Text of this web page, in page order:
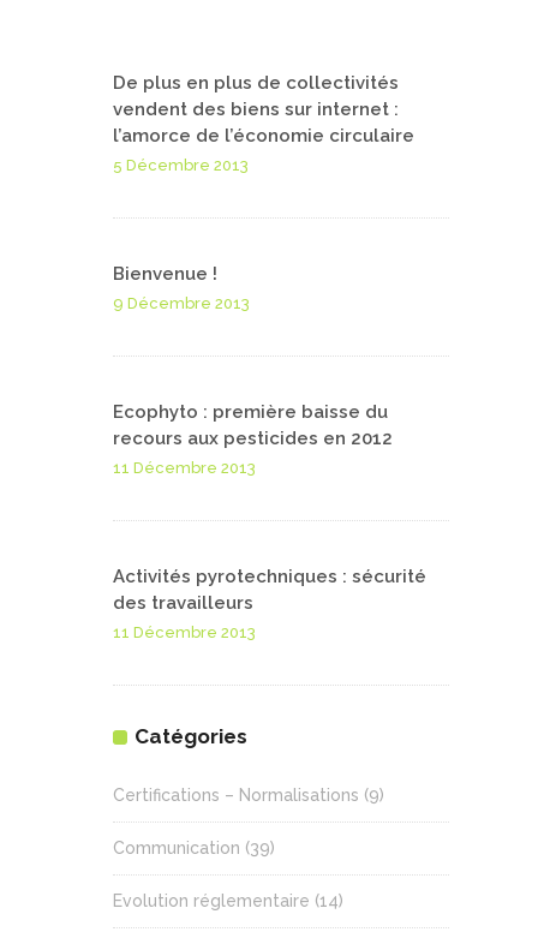
De plus en plus de collectivités
vendent des biens sur internet :
l’amorce de l’économie circulaire
5 Décembre 2013
Bienvenue !
9 Décembre 2013
Ecophyto : première baisse du
recours aux pesticides en 2012
11 Décembre 2013
Activités pyrotechniques : sécurité
des travailleurs
11 Décembre 2013
Catégories
Certifications – Normalisations (9)
Communication (39)
Evolution réglementaire (14)